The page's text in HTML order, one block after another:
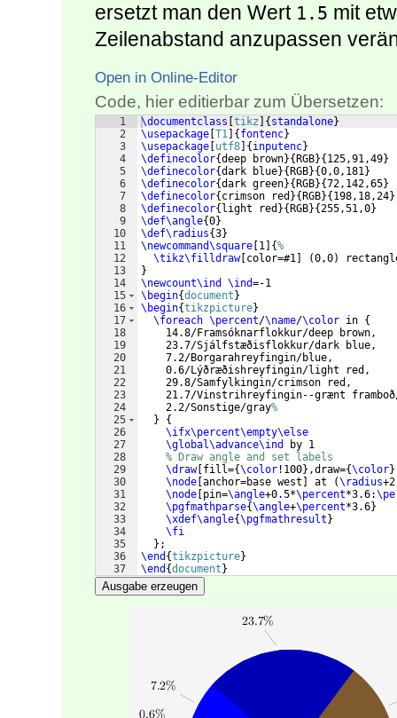
ersetzt man den Wert 1.5 mit
Zeilenabstand anzupassen
Open in Online-Editor
Code, hier editierbar zum Übersetzen:
1
2
3
4
5
6
7
8
9
10
11
12
13
14
15
16
17
18
19
20
21
22
23
24
25
26
27
28
29
30
31
32
33
34
35
36
37
\documentclass tikz { standalone}
\usepackage T1 { fontenc}
\usepackage utf8 { inputenc}
\definecolor{deep brown}{ RGB}{ 125,91,49}
\definecolor{dark blue}{ RGB}{0,0,181}
\definecolor{dark green}{ RGB}{72,142,65}
\definecolor{ crimson red }{ RGB}{ 198,18,24}
\definecolor{ light red }{ RGB}{255,51,0}
\def\angle{0}
\def\radius{3}
\newcommand\square 1 {%
\tikz\filldraw[ color=#1 (0,0)
}
\newcount\ind
\ind=-1
\begin{document }
\begin{tikzpicture}
\foreach \percent/\name/\color in {
    14.8/Framsóknarflokkur/deep brown,
    23.7/Sjálfstæðisflokkur/dark blue,
    7.2/Borgarahreyfingin/blue,
    0.6/Lýðræðishreyfingin/light red,
    29.8/Samfylkingin/crimson red,
21.7/Vinstrihreyfingin--grænt
    2.2/Sonstige/gray
%
}
{
\ifx\percent\empty\else
\global\advance\ind
by
% Draw angle and set labels
\draw[ fill={\color !100} ,draw={\color
\node anchor=base west at (\radius
\node pin=\angle+0.5*\percent*3.6:
\pgfmathparse{\angle+\percent*3.6}
\xdef\angle{\pgfmathresult }
\fi
} ;
\end {tikzpicture}
\end {document }
Ausgabe erzeugen